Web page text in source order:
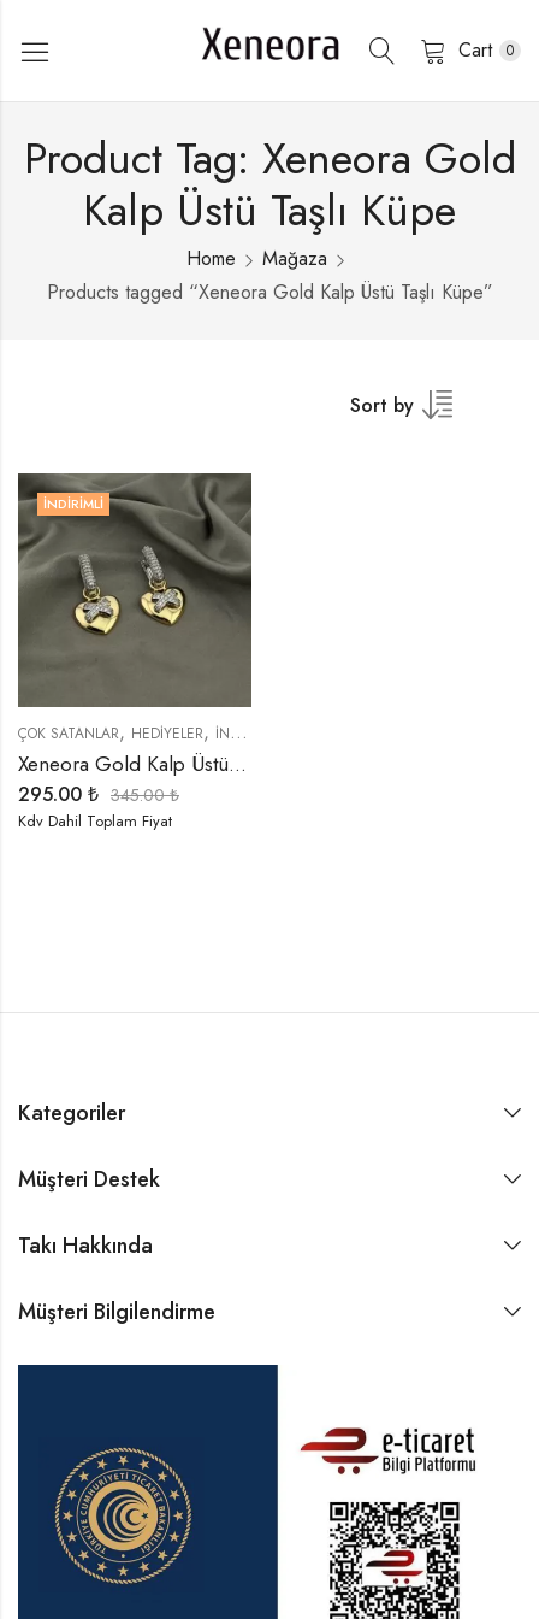
Cart 0
Product Tag: Xeneora Gold
Kalp Üstü Taşlı Küpe
Home
Mağaza
Products tagged “Xeneora Gold Kalp Üstü Taşlı Küpe”
Sort by
İNDIRIMLI
ÇOK SATANLAR, HEDIYELER, İNDIRIMLI ÜRÜNLER
Xeneora Gold Kalp Üstü Taşlı Küpe
295.00 ₺ 345.00₺
Kdv Dahil Toplam Fiyat
Kategoriler
Müşteri Destek
Takı Hakkında
Müşteri Bilgilendirme